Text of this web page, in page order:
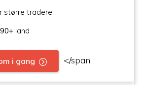
større tradere
land
i gang </span